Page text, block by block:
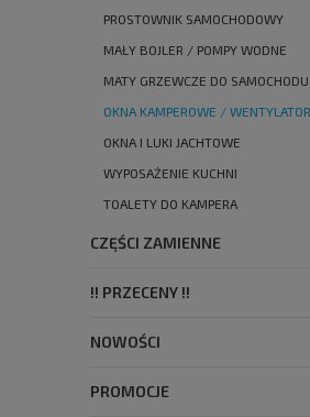
PROSTOWNIK SAMOCHODOWY
MAŁY BOJLER / POMPY WODNE
MATY GRZEWCZE DO SAMOCHODU
OKNA KAMPEROWE /
OKNA I LUKI JACHTOWE
WYPOSAŻENIE KUCHNI
TOALETY DO KAMPERA
CZĘŚCI ZAMIENNE
!! PRZECENY !!
NOWOŚCI
PROMOCJE